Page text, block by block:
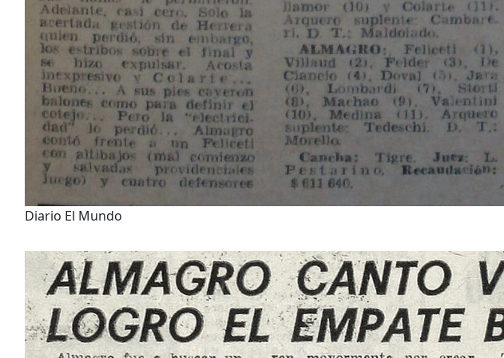
Diario El Mundo